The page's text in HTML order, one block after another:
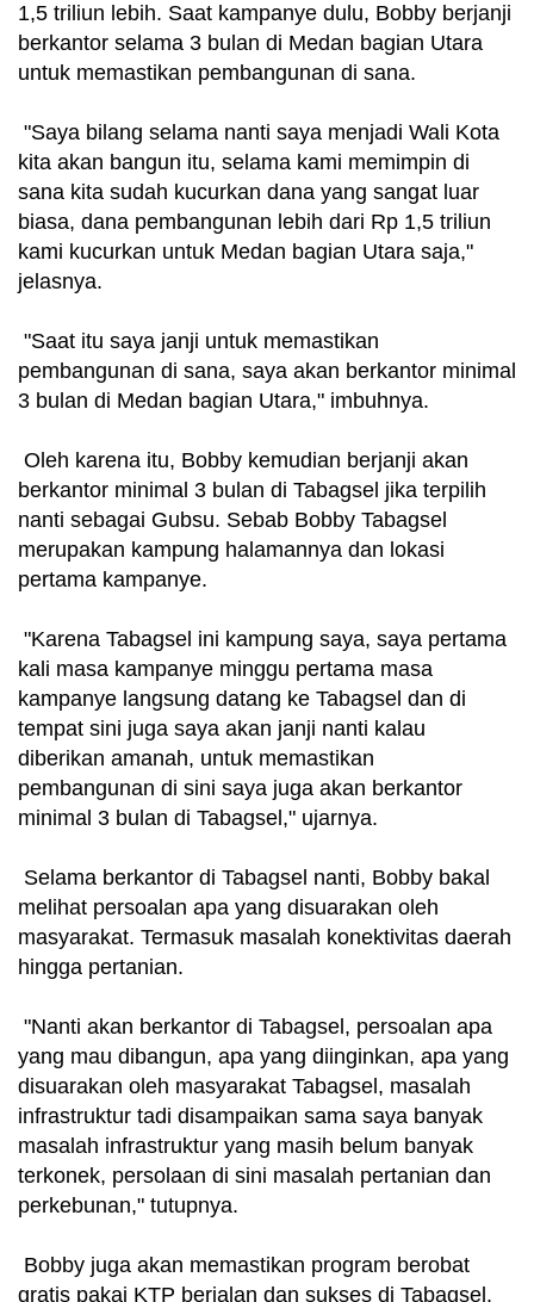
1,5 triliun lebih. Saat kampanye dulu, Bobby berjanji
berkantor selama 3 bulan di Medan bagian Utara
untuk memastikan pembangunan di sana.
"Saya bilang selama nanti saya menjadi Wali Kota
kita akan bangun itu, selama kami memimpin di
sana kita sudah kucurkan dana yang sangat luar
biasa, dana pembangunan lebih dari Rp 1,5 triliun
kami kucurkan untuk Medan bagian Utara saja,"
jelasnya.
"Saat itu saya janji untuk memastikan
pembangunan di sana, saya akan berkantor minimal
3 bulan di Medan bagian Utara," imbuhnya.
Oleh karena itu, Bobby kemudian berjanji akan
berkantor minimal 3 bulan di Tabagsel jika terpilih
nanti sebagai Gubsu. Sebab Bobby Tabagsel
merupakan kampung halamannya dan lokasi
pertama kampanye.
"Karena Tabagsel ini kampung saya, saya pertama
kali masa kampanye minggu pertama masa
kampanye langsung datang ke Tabagsel dan di
tempat sini juga saya akan janji nanti kalau
diberikan amanah, untuk memastikan
pembangunan di sini saya juga akan berkantor
minimal 3 bulan di Tabagsel," ujarnya.
Selama berkantor di Tabagsel nanti, Bobby bakal
melihat persoalan apa yang disuarakan oleh
masyarakat. Termasuk masalah konektivitas daerah
hingga pertanian.
"Nanti akan berkantor di Tabagsel, persoalan apa
yang mau dibangun, apa yang diinginkan, apa yang
disuarakan oleh masyarakat Tabagsel, masalah
infrastruktur tadi disampaikan sama saya banyak
masalah infrastruktur yang masih belum banyak
terkonek, persolaan di sini masalah pertanian dan
perkebunan," tutupnya.
Bobby juga akan memastikan program berobat
gratis pakai KTP berjalan dan sukses di Tabagsel.